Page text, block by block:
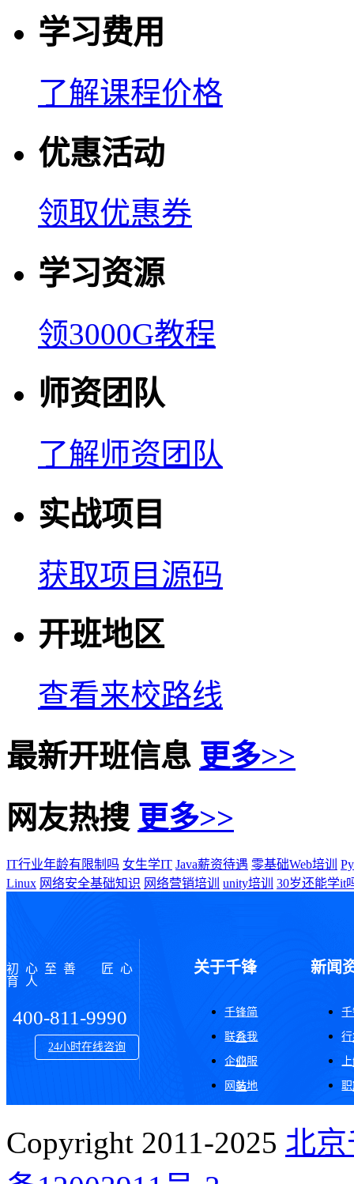
学习费用
了解课程价格
优惠活动
领取优惠券
学习资源
领3000G教程
师资团队
了解师资团队
实战项目
获取项目源码
开班地区
查看来校路线
最新开班信息 更多>>
网友热搜 更多>>
IT行业年龄有限制吗 女生学IT Java薪资待遇 零基础Web培训
Linux 网络安全基础知识 网络营销培训 unity培训 30岁还能学it
初心至善 匠心
育人
400-811-9990
24小时在线咨询
关于千锋
千锋简
介
联系我
们
企业服
务
网站地
新闻
Copyright 2011-2025 北